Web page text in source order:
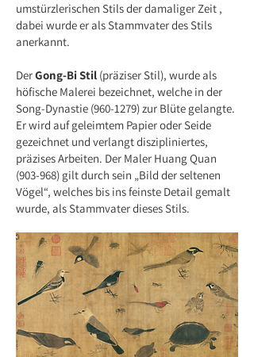
umstürzlerischen Stils der damaliger Zeit ,
dabei wurde er als Stammvater des Stils
anerkannt.
DerGong-Bi Stil (präziser Stil), wurde als
höfische Malerei bezeichnet, welche in der
Song-Dynastie (960-1279)zur Blüte gelangte.
Er wird auf geleimtem Papier oder Seide
gezeichnet und verlangt diszipliniertes,
präzises Arbeiten. Der Maler Huang Quan
(903-968) gilt durch sein „Bild der seltenen
Vögel“, welches bis ins feinste Detail gemalt
wurde, als Stammvater dieses Stils.